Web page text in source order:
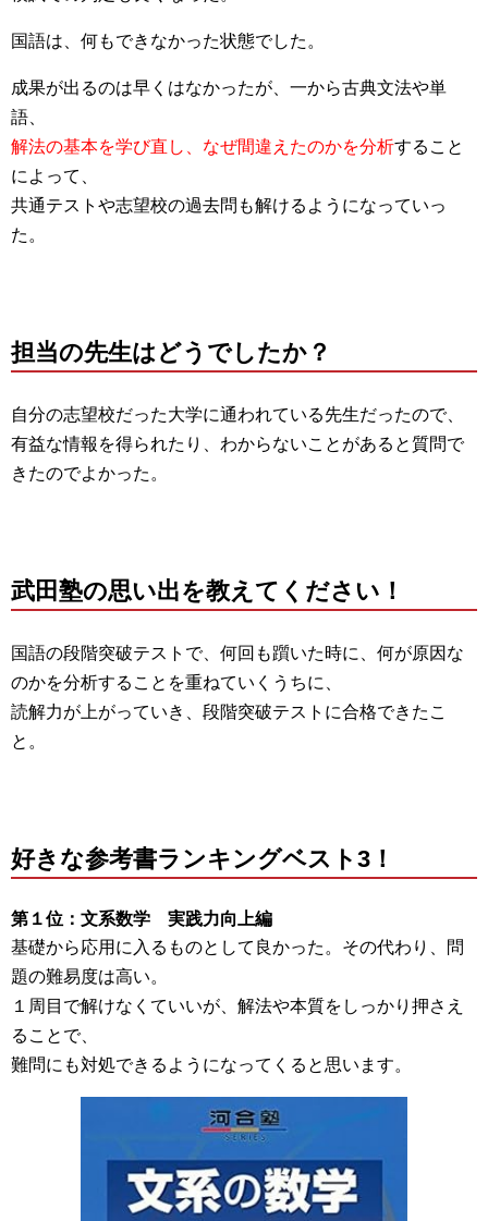
国語は、何もできなかった状態でした。
成果が出るのは早くはなかったが、一から古典文法や単
語、
解法の基本を学び直し、なぜ間違えたのかを分析すること
によって、
共通テストや志望校の過去問も解けるようになっていっ
た。
担当の先生はどうでしたか？
自分の志望校だった大学に通われている先生だったので、
有益な情報を得られたり、わからないことがあると質問で
きたのでよかった。
武田塾の思い出を教えてください！
国語の段階突破テストで、何回も躓いた時に、何が原因な
のかを分析することを重ねていくうちに、
読解力が上がっていき、段階突破テストに合格できたこ
と。
好きな参考書ランキングベスト3！
第１位：文系数学 実践力向上編
基礎から応用に入るものとして良かった。その代わり、問
題の難易度は高い。
１周目で解けなくていいが、解法や本質をしっかり押さえ
ることで、
難問にも対処できるようになってくると思います。